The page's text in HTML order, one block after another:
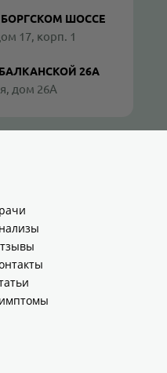
ШОССЕ
17, корп. 1
26А
дом 26А